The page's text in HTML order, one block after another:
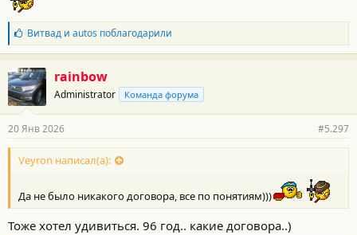
Б
л
а
г
о
д
а
н
о
с
:
Витвади autos поблагодарили
rainbow
Administrator Команда форума
20 Янв 2026 #5.297
Veyron написал(а):
Да не было никакого договора, все по понятиям)))
Тоже хотел удивиться. 96 год.. какие договора..)